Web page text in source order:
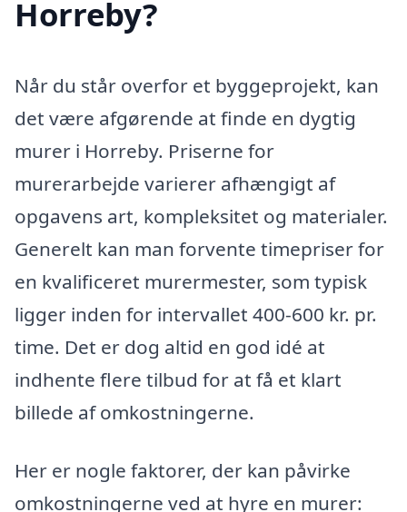
Horreby?
Når du står overfor et byggeprojekt, kan
det være afgørende at finde en dygtig
murer i Horreby. Priserne for
murerarbejde varierer afhængigt af
opgavens art, kompleksitet og materialer.
Generelt kan man forvente timepriser for
en kvalificeret murermester, som typisk
ligger inden for intervallet 400-600 kr. pr.
time. Det er dog altid en god idé at
indhente flere tilbud for at få et klart
billede af omkostningerne.
Her er nogle faktorer, der kan påvirke
omkostningerne ved at hyre en murer: